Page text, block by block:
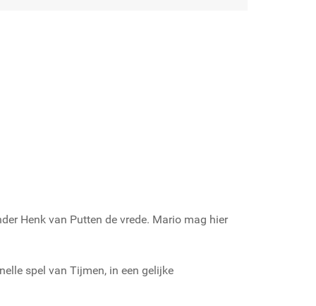
Henk van Putten de vrede. Mario mag hier
spel van Tijmen, in een gelijke